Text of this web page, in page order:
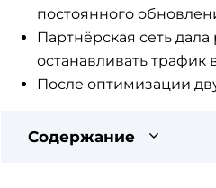
постоянного
Партнёрская сеть
останавливать трафик
После оптимизации
Содержание